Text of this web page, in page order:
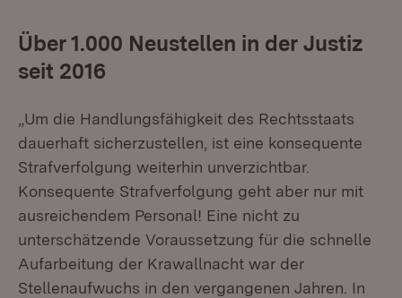
Über 1.000 Neustellen in der Justiz
seit 2016
„Um die Handlungsfähigkeit des Rechtsstaats
dauerhaft sicherzustellen, ist eine konsequente
Strafverfolgung weiterhin unverzichtbar.
Konsequente Strafverfolgung geht aber nur mit
ausreichendem Personal! Eine nicht zu
unterschätzende Voraussetzung für die schnelle
Aufarbeitung der Krawallnacht war der
Stellenaufwuchs in den vergangenen Jahren. In